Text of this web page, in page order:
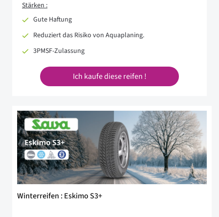
Stärken :
Gute Haftung
Reduziert das Risiko von Aquaplaning.
3PMSF-Zulassung
Ich kaufe diese reifen !
Winterreifen : Eskimo S3+